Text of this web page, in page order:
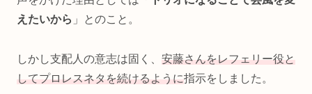
えたいから 」とのこと。
しかし支配人の意志は固く、 安藤さんをレフェリー役と
してプロレスネタを続けるように指示をしました。